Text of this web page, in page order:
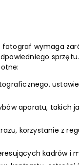
fotograf wymaga
aparatu, takich
korzystanie z
kadrów i